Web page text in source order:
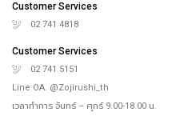
Customer Services
02 741 4818
Customer Services
02 741 5151
Line OA. @Zojirushi_th
เวลาทำการ จันทร์ – ศุกร์ 9.00-18.00 น.